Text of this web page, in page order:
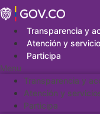
Saltar
al
contenidoTransparencia y
Atención y
Participa
Menu
Transparencia y
Atención y
Participa